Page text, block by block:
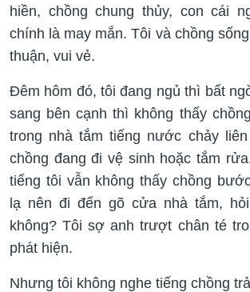
hiền, chồng chung thủy, con cái
chính là may mắn. Tôi và chồng
thuận, vui vẻ.
Đêm hôm đó, tôi đang ngủ thì bất
sang bên cạnh thì không thấy
trong nhà tắm tiếng nước chảy
chồng đang đi vệ sinh hoặc tắm
tiếng tôi vẫn không thấy chồng
lạ nên đi đến gõ cửa nhà tắm,
không? Tôi sợ anh trượt chân té
phát hiện.
Nhưng tôi không nghe tiếng chồng